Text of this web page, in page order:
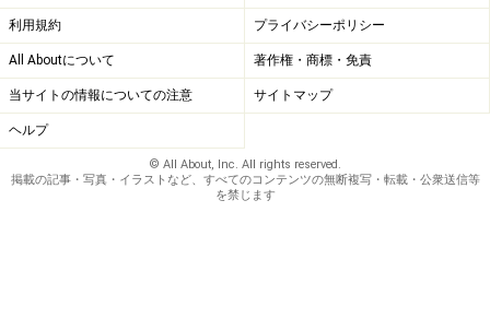
要な講習の実施、対人賠償保険への加入等、安全利
用のための環境整備促進
などもうたわれています。
>> 3人乗り自転車の正しい使い方は？
利用規約 プライバシーポリシー
All Aboutについて 著作権・商標・免責
当サイトの情報についての注意 サイトマップ
ヘルプ
© All About, Inc. All rights reserved.
掲載の記事・写真・イラストなど、すべてのコンテンツの無断複写・転載・公衆送信等
を禁じます